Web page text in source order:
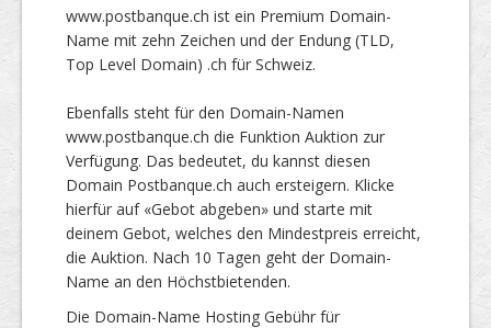
www.postbanque.ch ist ein Premium Domain-
Name mit zehn Zeichen und der Endung (TLD,
Top Level Domain) .ch für Schweiz.
Ebenfalls steht für den Domain-Namen
www.postbanque.ch die Funktion Auktion zur
Verfügung. Das bedeutet, du kannst diesen
Domain Postbanque.ch auch ersteigern. Klicke
hierfür auf «Gebot abgeben» und starte mit
deinem Gebot, welches den Mindestpreis erreicht,
die Auktion. Nach 10 Tagen geht der Domain-
Name an den Höchstbietenden.
Die Domain-Name Hosting Gebühr für